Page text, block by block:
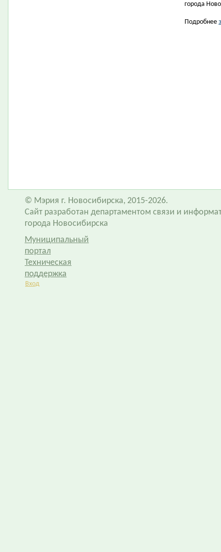
города
Подробнее
© Мэрия г. Новосибирска, 2015-2026.
Сайт разработан департаментом связи и
города Новосибирска
Муниципальный
портал
Техническая
поддержка
Вход